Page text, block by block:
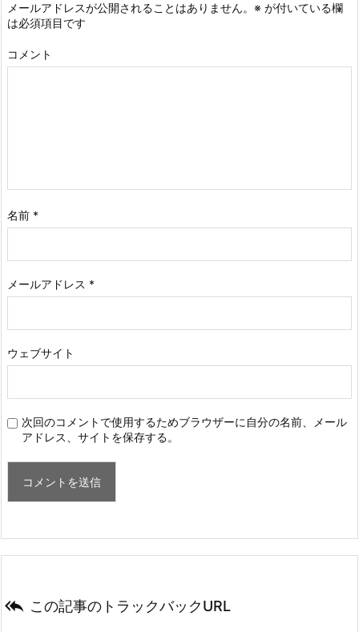
メールアドレスが公開されることはありません。 ※ が付いている欄
は必須項目です
コメント
名前 *
メールアドレス *
ウェブサイト
次回のコメントで使用するためブラウザーに自分の名前、メール
アドレス、サイトを保存する。
 この記事のトラックバックURL